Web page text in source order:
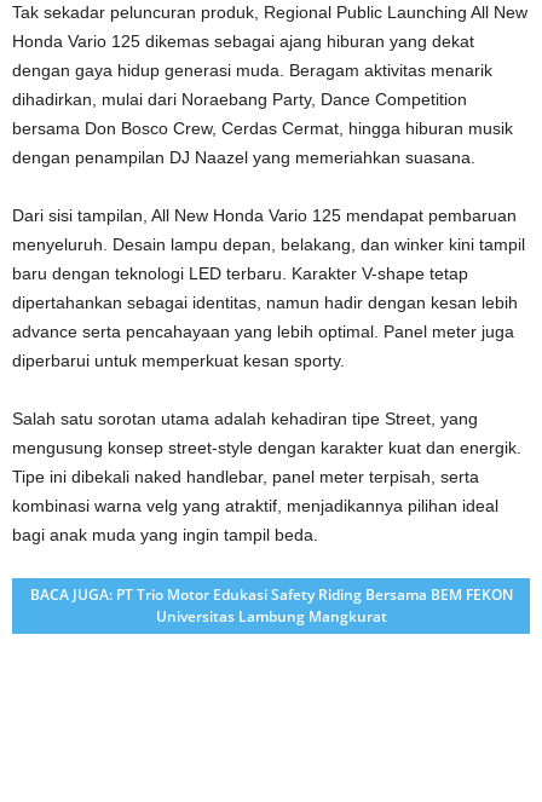
Tak sekadar peluncuran produk, Regional Public Launching All New
Honda Vario 125 dikemas sebagai ajang hiburan yang dekat
dengan gaya hidup generasi muda. Beragam aktivitas menarik
dihadirkan, mulai dari Noraebang Party, Dance Competition
bersama Don Bosco Crew, Cerdas Cermat, hingga hiburan musik
dengan penampilan DJ Naazel yang memeriahkan suasana.
Dari sisi tampilan, All New Honda Vario 125 mendapat pembaruan
menyeluruh. Desain lampu depan, belakang, dan winker kini tampil
baru dengan teknologi LED terbaru. Karakter V-shape tetap
dipertahankan sebagai identitas, namun hadir dengan kesan lebih
advance serta pencahayaan yang lebih optimal. Panel meter juga
diperbarui untuk memperkuat kesan sporty.
Salah satu sorotan utama adalah kehadiran tipe Street, yang
mengusung konsep street-style dengan karakter kuat dan energik.
Tipe ini dibekali naked handlebar, panel meter terpisah, serta
kombinasi warna velg yang atraktif, menjadikannya pilihan ideal
bagi anak muda yang ingin tampil beda.
BACA JUGA: PT Trio Motor Edukasi Safety Riding Bersama BEM FEKON
Universitas Lambung Mangkurat